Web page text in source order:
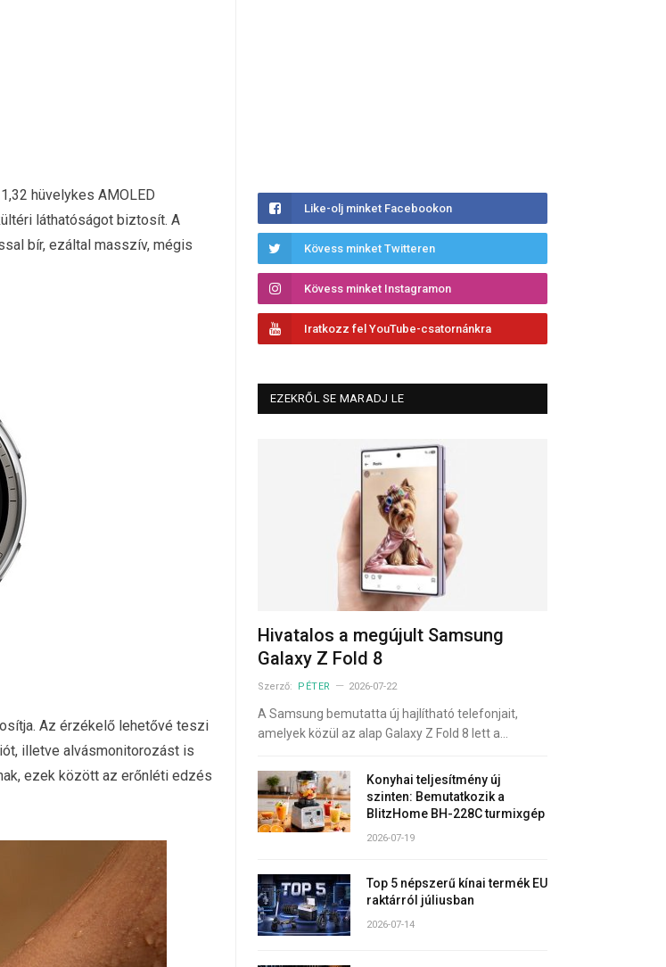
hüvelykes AMOLED
láthatóságot biztosít. A
bír, ezáltal masszív, mégis
Az érzékelő lehetővé teszi
illetve alvásmonitorozást is
ezek között az erőnléti edzés
Like-olj minket Facebookon
Kövess minket Twitteren
Kövess minket Instagramon
Iratkozz fel YouTube-csatornánkra
EZEKRŐL SE MARADJ LE
Hivatalos a megújult Samsung
Galaxy Z Fold 8
Szerző: PÉTER 2026-07-22
A Samsung bemutatta új hajlítható telefonjait,
amelyek közül az alap Galaxy Z Fold 8 lett a…
Konyhai teljesítmény új
szinten: Bemutatkozik a
BlitzHome BH-228C turmixgép
2026-07-19
Top 5 népszerű kínai termék EU
raktárról júliusban
2026-07-14